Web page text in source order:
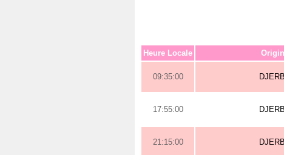
Heure Locale
09:35:00
17:55:00
21:15:00